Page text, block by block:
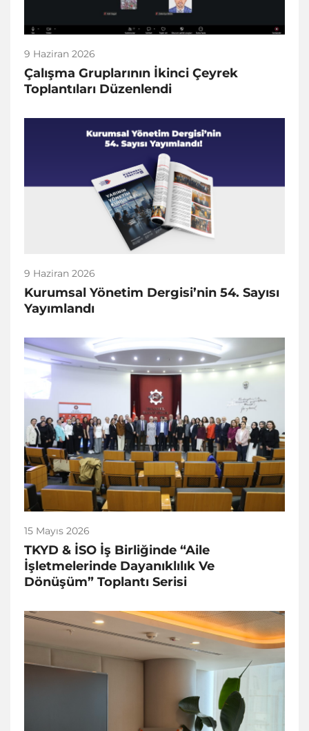
9 Haziran 2026
Çalışma Gruplarının İkinci Çeyrek
Toplantıları Düzenlendi
9 Haziran 2026
Kurumsal Yönetim Dergisi’nin 54. Sayısı
Yayımlandı
15 Mayıs 2026
TKYD & İSO İş Birliğinde “Aile
İşletmelerinde Dayanıklılık Ve
Dönüşüm” Toplantı Serisi